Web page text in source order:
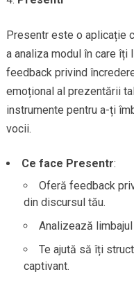
Presentr este o aplicație
a analiza modul în care
feedback privind
emoțional al prezentării
instrumente pentru a-ți
vocii.
Ce face Presentr:
Oferă feedback
din discursul tău.
Analizează
Te ajută să îți
captivant.